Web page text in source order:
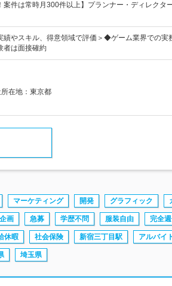
案件は常時月300件以上】プランナー・ディレクタ
績やスキル、得意領域で評価＞◆ゲーム業界での実
は面接確約
在地：東京都
マーケティング 開発 グラフィック
画 急募 学歴不問 服装自由 完全
休暇 社会保険 新宿三丁目駅 アルバイ
埼玉県